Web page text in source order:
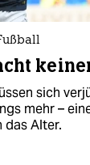
sich
mehr –
das Alter.